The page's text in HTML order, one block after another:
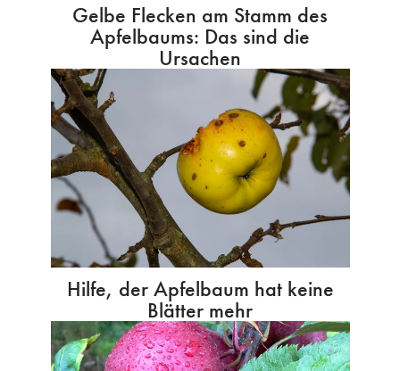
Gelbe Flecken am Stamm des
Apfelbaums: Das sind die
Ursachen
Hilfe, der Apfelbaum hat keine
Blätter mehr